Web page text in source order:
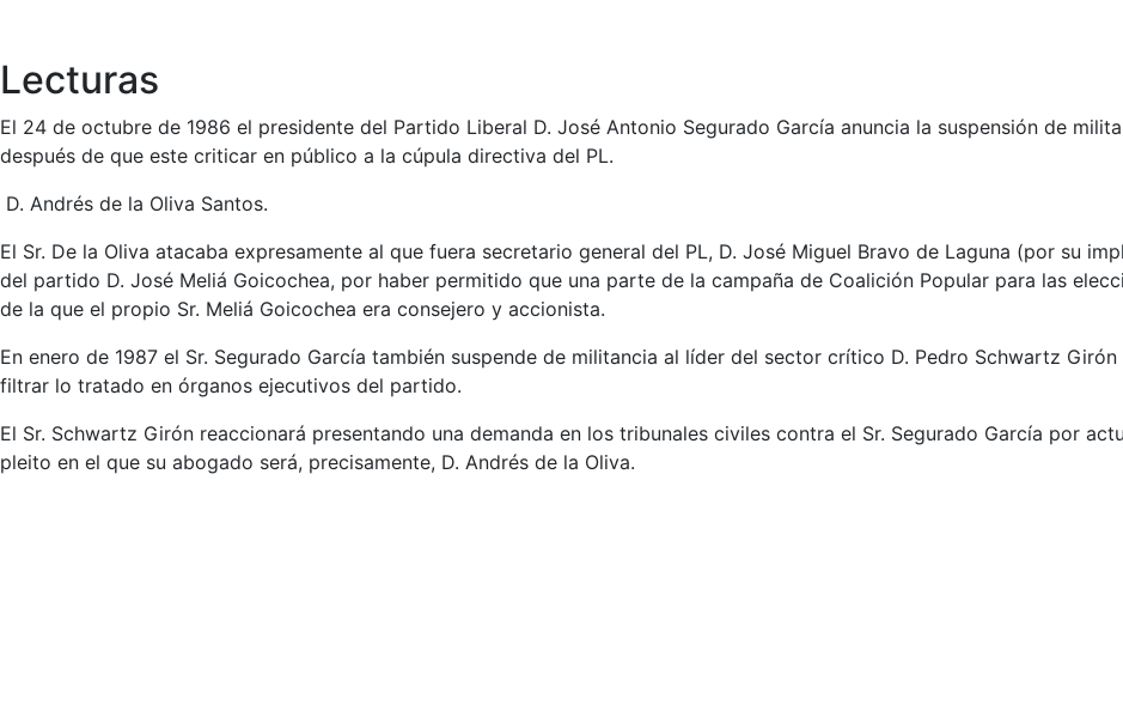
Lecturas
El 24 de octubre de 1986 el presidente del Partido Liberal D. José Antonio Segurado García anuncia la suspensión de
después de que este criticar en público a la cúpula directiva del PL.
D. Andrés de la Oliva Santos.
El Sr. De la Oliva atacaba expresamente al que fuera secretario general del PL, D. José Miguel Bravo de Laguna (por su
del partido D. José Meliá Goicochea, por haber permitido que una parte de la campaña de Coalición Popular para las
de la que el propio Sr. Meliá Goicochea era consejero y accionista.
En enero de 1987 el Sr. Segurado García también suspende de militancia al líder del sector crítico D. Pedro Schwartz
filtrar lo tratado en órganos ejecutivos del partido.
El Sr. Schwartz Girón reaccionará presentando una demanda en los tribunales civiles contra el Sr. Segurado García por
pleito en el que su abogado será, precisamente, D. Andrés de la Oliva.